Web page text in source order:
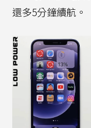
還多5分鐘續航。